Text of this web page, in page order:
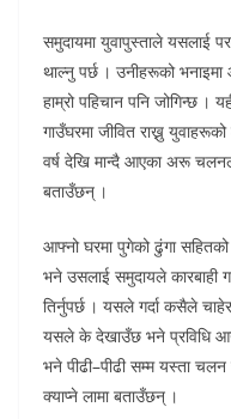
समुदायमा युवापुस्ताले यसलाई
थाल्नु पर्छ । उनीहरूको भनाइमा
हाम्रो पहिचान पनि जोगिन्छ ।
गाउँघरमा जीवित राख्नु
वर्ष देखि मान्दै आएका अरू
बताउँछन् ।
आफ्नो घरमा पुगेको ढुंगा
भने उसलाई समुदायले कारबाही
तिर्नुपर्छ । यसले गर्दा कसैले
यसले के देखाउँछ भने प्रविधि
भने पीढी–पीढी सम्म यस्ता चलन
क्याप्ने लामा बताउँछन् ।